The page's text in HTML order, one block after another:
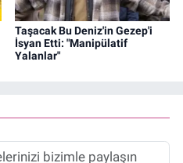
Taşacak Bu Deniz'in Gezep'i
İsyan Etti: "Manipülatif
Yalanlar"